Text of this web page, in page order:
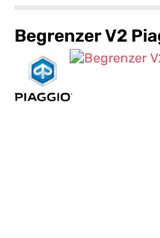
Begrenzer V2